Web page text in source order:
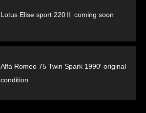
Lotus Elise sport 220Ⅱ coming soon
Alfa Romeo 75 Twin Spark 1990′ original
condition